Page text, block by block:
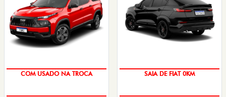
COM USADO NA TROCA SAIA DE FIAT 0KM